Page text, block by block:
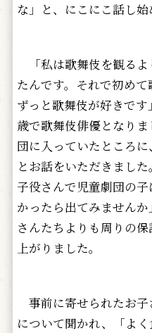
な」と、にこにこ話し始
「私は歌舞伎を観るよ
たんです。それで初め
ずっと歌舞伎が好きで
歳で歌舞伎俳優となり
団に入っていたところ
とお話をいただきまし
子役さんで児童劇団の
かったら出てみません
さんたちよりも周りの
上がりました。
事前に寄せられたお子
について聞かれ、「よ